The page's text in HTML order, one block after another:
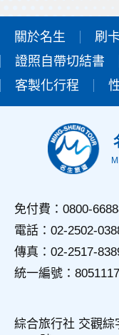
關於名生 刷
證照自帶切結書
客製化行程
免付費：0800-
電話：02-2502-
傳真：02-2517-
統一編號：
綜合旅行社 交觀綜